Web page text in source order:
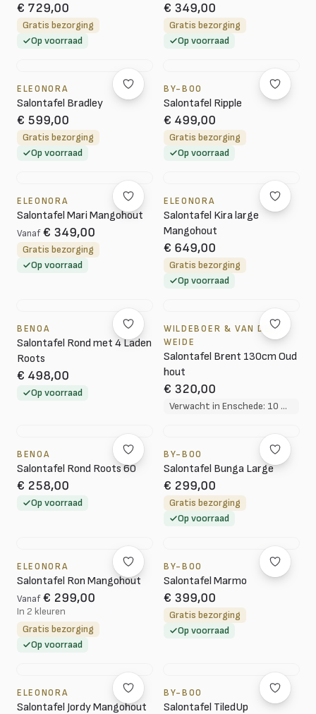
€ 729,00
Gratis bezorging
Op voorraad
€ 349,00
Gratis bezorging
Op voorraad
ELEONORA
Salontafel Bradley
€ 599,00
Gratis bezorging
Op voorraad
BY-BOO
Salontafel Ripple
€ 499,00
Gratis bezorging
Op voorraad
ELEONORA
Salontafel Mari Mangohout
Vanaf € 349,00
Gratis bezorging
Op voorraad
ELEONORA
Salontafel Kira large
Mangohout
€ 649,00
Gratis bezorging
Op voorraad
BENOA
Salontafel Rond met 4 Laden
Roots
€ 498,00
Op voorraad
WILDEBOER & VAN DER
WEIDE
Salontafel Brent 130cm Oud
hout
€ 320,00
Verwacht in Enschede: 10 weken
BENOA
Salontafel Rond Roots 60
€ 258,00
Op voorraad
BY-BOO
Salontafel Bunga Large
€ 299,00
Gratis bezorging
Op voorraad
ELEONORA
Salontafel Ron Mangohout
Vanaf € 299,00
In 2 kleuren
Gratis bezorging
Op voorraad
BY-BOO
Salontafel Marmo
€ 399,00
Gratis bezorging
Op voorraad
ELEONORA
Salontafel Jordy Mangohout
BY-BOO
Salontafel TiledUp